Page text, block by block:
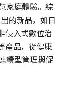
家庭體驗。綜
的新品，如日
侵入式數位治
產品，從健康
續型管理與促